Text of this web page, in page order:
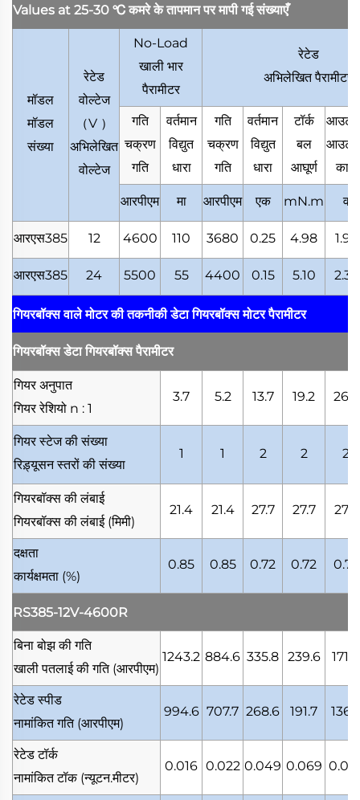
Values at 25-30 ℃ कमरे के तापमान पर मापी गई संख्याएँ
मॉडल
मॉडल
संख्या
रेटेड
वोल्टेज
（V ）
अभिलेखित
वोल्टेज
No-Load
खाली भार
पैरामीटर
रेटेड
अभिलेखित पैरामीटर
गति
चक्रण
गति
वर्तमान
विद्युत
धारा
गति
चक्रण
गति
वर्तमान
विद्युत
धारा
टॉर्क
बल
आघूर्ण
कार्य
आरपीएम मा आरपीएम एक mN.m व
आरएस385 12 4600 110 3680 0.25 4.98 1.92
आरएस385 24 5500 55 4400 0.15 5.10 2.35
गियरबॉक्स वाले मोटर की तकनीकी डेटागियरबॉक्स मोटर पैरामीटर
गियरबॉक्स डेटागियरबॉक्स पैरामीटर
गियर अनुपात
गियर रेशियो n : 1
3.7 5.2 13.7 19.2 26.9
गियर स्टेज की संख्या
रिड़्यूसन स्तरों की संख्या
1 1 2 2 2
गियरबॉक्स की लंबाई
गियरबॉक्स की लंबाई (मिमी)
21.4 21.4 27.7 27.7 27.7
दक्षता
कार्यक्षमता (%)
0.85 0.85 0.72 0.72 0.72
RS385-12V-4600R
बिना बोझ की गति
खाली पतलाई की गति (आरपीएम)
1243.2 884.6 335.8 239.6 171.0
रेटेड स्पीड
नामांकित गति (आरपीएम)
994.6 707.7 268.6 191.7
रेटेड टॉर्क
नामांकित टॉक (न्यूटन.मीटर)
0.016 0.022 0.049 0.069